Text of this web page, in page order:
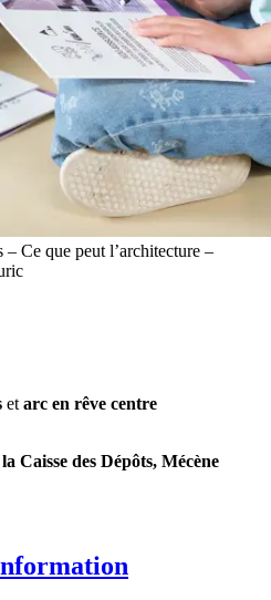
– Ce que peut l’architecture –
et arc en rêve centre
Caisse des Dépôts, Mécène